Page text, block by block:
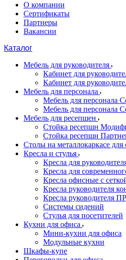
О компании
Сертификаты
Партнеры
Вакансии
Каталог
Мебель для руководителя
Кабинет для
Кабинет для
Мебель для персонала
Мебель для персонала
Мебель для персонала
Мебель для ресепшен
Стойка ресепшн
Стойка ресепшн
Столы на металлокаркасе для
Кресла и стулья
Кресла для
Кресла для
Кресла офисные с
Кресла руководителя
Кресла руководителя
Системы сидений
Стулья для посетителей
Кухни для офиса
Мини-кухни для офиса
Модульные кухни
Шкафы-купе